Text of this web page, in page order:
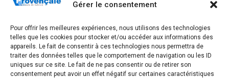
Gérer le consentement
Pour offrir les meilleures expériences, nous utilisons des technologies
telles que les cookies pour stocker et/ou accéder aux informations des
appareils. Le fait de consentir à ces technologies nous permettra de
traiter des données telles que le comportement de navigation ou les ID
uniques sur ce site. Le fait de ne pas consentir ou de retirer son
consentement peut avoir un effet négatif sur certaines caractéristiques
Brignoles
FRANCE
Tel: +33 4 94
72 83 00
historia
Factorías
Trabaja con
nosotros
Generales de
Venta
Información
legal, gestión
de datos
para
nuestras
últimas
noticias.